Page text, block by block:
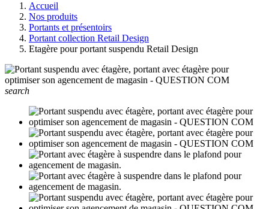
Accueil
Nos produits
Portants et présentoirs
Portant collection Retail Design
Etagère pour portant suspendu Retail Design
search